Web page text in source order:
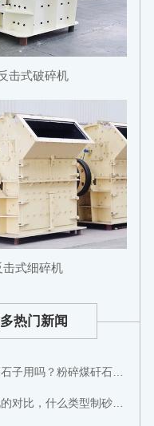
击式破碎机
击式细碎机
热门新闻
吗？粉碎煤矸石用什么设备？
比，什么类型制砂机好？